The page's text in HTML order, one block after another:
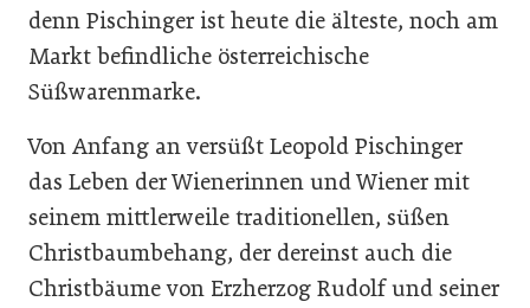
denn Pischinger ist heute die älteste, noch am
Markt befindliche österreichische
Süßwarenmarke.
Von Anfang an versüßt Leopold Pischinger
das Leben der Wienerinnen und Wiener mit
seinem mittlerweile traditionellen, süßen
Christbaumbehang, der dereinst auch die
Christbäume von Erzherzog Rudolf und seiner